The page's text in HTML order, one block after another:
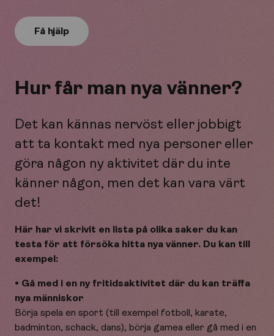
Få hjälp
Hur får man nya vänner?
Det kan kännas nervöst eller jobbigt
att ta kontakt med nya personer eller
göra någon ny aktivitet där du inte
känner någon, men det kan vara värt
det!
Här har vi skrivit en lista på olika saker du kan
testa för att försöka hitta nya vänner. Du kan till
exempel:
• Gå med i en ny fritidsaktivitet där du kan träffa
nya människor
Börja spela en sport (till exempel fotboll, karate,
badminton, schack, dans), börja gamea eller gå med i en